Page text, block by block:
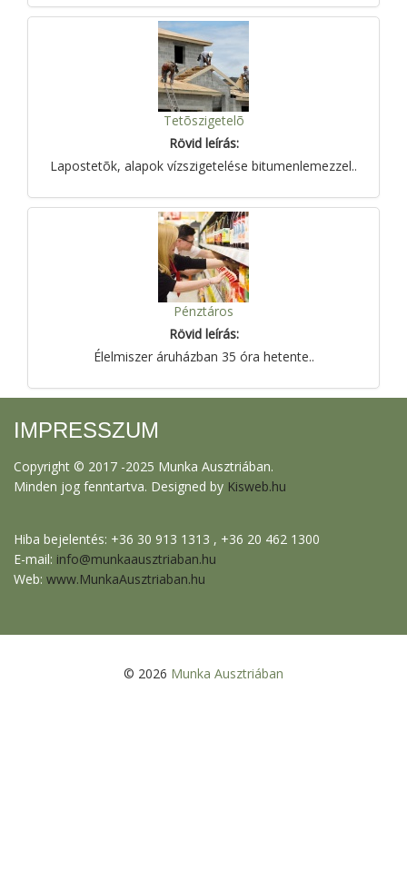
Tetõszigetelõ
Rövid leírás:
Lapostetõk, alapok vízszigetelése bitumenlemezzel..
Pénztáros
Rövid leírás:
Élelmiszer áruházban 35 óra hetente..
IMPRESSZUM
Copyright © 2017 -2025 Munka Ausztriában.
Minden jog fenntartva. Designed by Kisweb.hu
Hiba bejelentés: +36 30 913 1313 , +36 20 462 1300
E-mail: info@munkaausztriaban.hu
Web: www.MunkaAusztriaban.hu
© 2026 Munka Ausztriában